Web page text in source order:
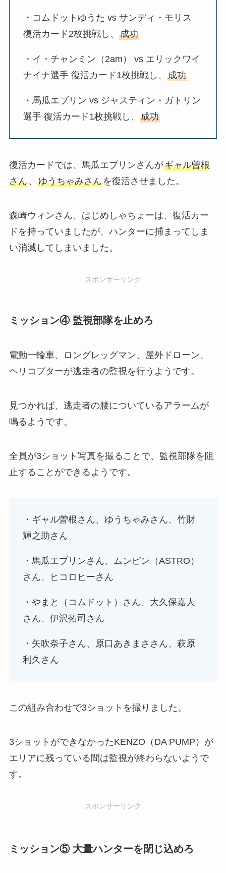
・コムドットゆうた vs サンディ・モリス
復活カード2枚挑戦し、 成功
・イ・チャンミン（2am） vs エリックワイ
ナイナ選手 復活カード1枚挑戦し、 成功
・馬瓜エブリン vs ジャスティン・ガトリン
選手 復活カード1枚挑戦し、 成功
復活カードでは、馬瓜エブリンさんがギャル曽根
さん、 ゆうちゃみさんを復活させました。
森崎ウィンさん、はじめしゃちょーは、復活カー
ドを持っていましたが、ハンターに捕まってしま
い消滅してしまいました。
スポンサーリンク
ミッション④ 監視部隊を止めろ
電動一輪車、ロングレッグマン、屋外ドローン、
ヘリコプターが逃走者の監視を行うようです。
見つかれば、逃走者の腰についているアラームが
鳴るようです。
全員が3ショット写真を撮ることで、監視部隊を阻
止することができるようです。
・ギャル曽根さん、ゆうちゃみさん、竹財
輝之助さん
・馬瓜エブリンさん、ムンビン（ASTRO）
さん、ヒコロヒーさん
・やまと（コムドット）さん、大久保嘉人
さん、伊沢拓司さん
・矢吹奈子さん、原口あきまささん、萩原
利久さん
この組み合わせで3ショットを撮りました。
3ショットができなかったKENZO（DA PUMP）が
エリアに残っている間は監視が終わらないようで
す。
スポンサーリンク
ミッション⑤ 大量ハンターを閉じ込めろ